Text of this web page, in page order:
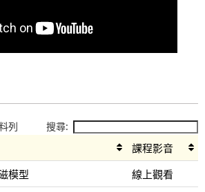
列 搜尋:
課程影音
模型
線上觀看